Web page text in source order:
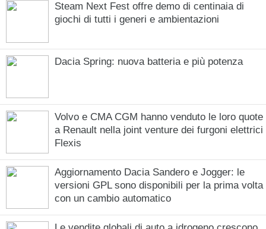
Steam Next Fest offre demo di centinaia di
giochi di tutti i generi e ambientazioni
Dacia Spring: nuova batteria e più potenza
Volvo e CMA CGM hanno venduto le loro quote
a Renault nella joint venture dei furgoni elettrici
Flexis
Aggiornamento Dacia Sandero e Jogger: le
versioni GPL sono disponibili per la prima volta
con un cambio automatico